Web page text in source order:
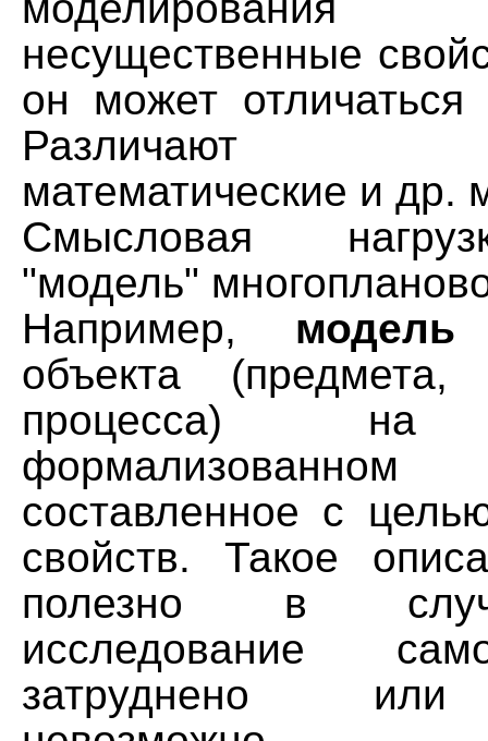
несущественные
он может отличаться
Различают
математические и др.
Смысловая
"модель"
Например, модель
объекта
процесса) на
составленное с
свойств. Такое
полезно в
исследование
затруднено или